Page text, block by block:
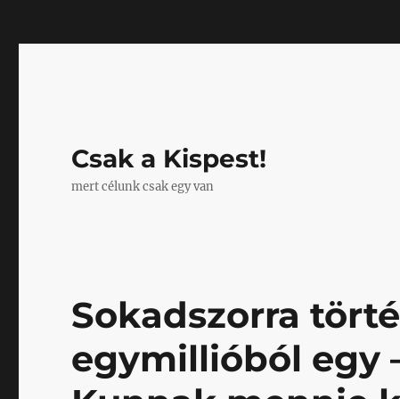
Csak a Kispest!
mert célunk csak egy van
Sokadszorra
egymillióból egy